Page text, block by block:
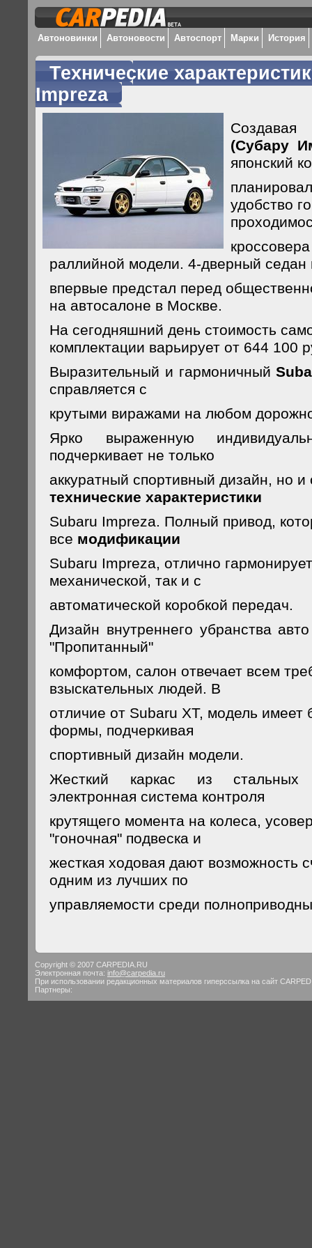
Автоновинки Автоновости Автоспорт Марки История
Технические
Impreza
(Субару
японский
удобство
раллийной модели. 4-дверный седан
впервые предстал перед
на автосалоне в Москве.
На сегодняшний день стоимость
комплектации варьирует от 644 100
Выразительный и гармоничный
справляется с
крутыми виражами на любом
Ярко выраженную
подчеркивает не только
аккуратный спортивный дизайн, но и
технические характеристики
Subaru Impreza. Полный привод,
все модификации
Subaru Impreza, отлично
механической, так и с
автоматической коробкой передач.
Дизайн внутреннего убранства
"Пропитанный"
комфортом, салон отвечает всем
взыскательных людей. В
отличие от Subaru XT, модель имеет
формы, подчеркивая
спортивный дизайн модели.
Жесткий каркас из стальных
электронная система контроля
крутящего момента на колеса,
"гоночная" подвеска и
жесткая ходовая дают возможность
одним из лучших по
управляемости среди
Copyright © 2007 CARPEDIA.RU
Электронная почта: info@carpedia.ru
При использовании редакционных материалов гиперссылка на сайт
Партнеры: